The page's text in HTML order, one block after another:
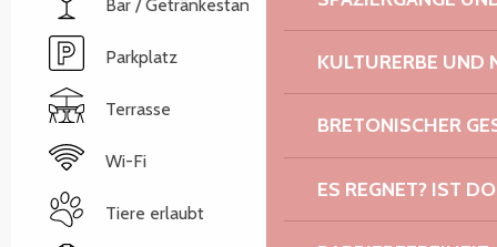
KULTURERBE UND
BRETONISCHER
ES REGNET? IST
Bar / Getränkestand
Parkplatz
Terrasse
Wi-Fi
Tiere erlaubt